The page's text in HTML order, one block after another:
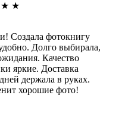
★ ★
Создала фотокнигу
Долго выбирала,
Качество
яркие. Доставка
держала в руках.
хорошие фото!